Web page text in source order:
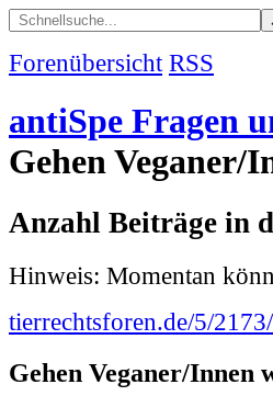
Forenübersicht RSS
antiSpe Fragen
Gehen Veganer/
Anzahl Beiträge in
Hinweis: Momentan
tierrechtsforen.de/5/
Gehen Veganer/Innen